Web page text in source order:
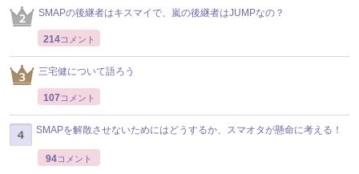
SMAPの後継者はキスマイで、嵐の後継者はJUMPなの？
214コメント
三宅健について語ろう
107 コメント
SMAPを解散させないためにはどうするか、スマオタが懸命に考える！
94コメント